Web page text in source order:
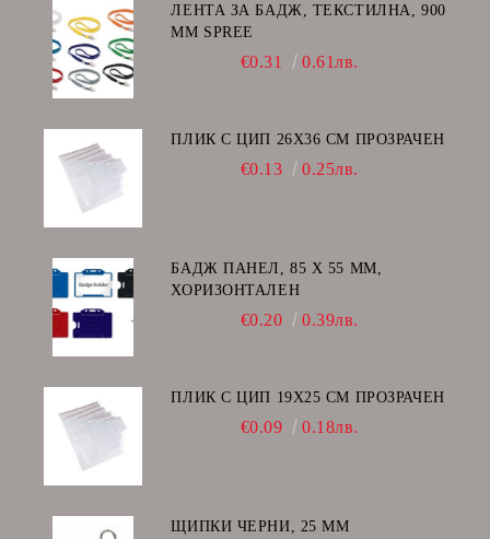
ЛЕНТА ЗА БАДЖ, ТЕКСТИЛНА, 900
ММ SPREE
€0.31 0.61лв.
ПЛИК С ЦИП 26X36 CM ПРОЗРАЧЕН
€0.13 0.25лв.
БАДЖ ПАНЕЛ, 85 Х 55 ММ,
ХОРИЗОНТАЛЕН
€0.20 0.39лв.
ПЛИК С ЦИП 19X25 CM ПРОЗРАЧЕН
€0.09 0.18лв.
ЩИПКИ ЧЕРНИ, 25 ММ